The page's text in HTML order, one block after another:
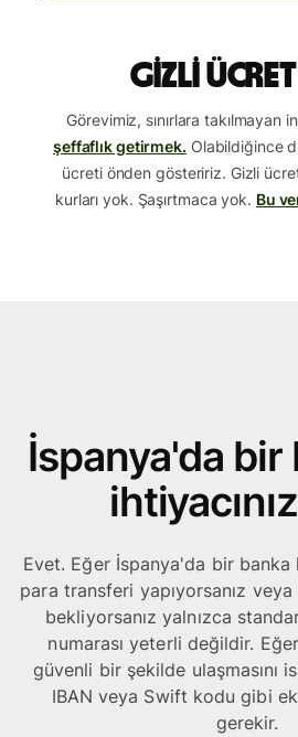
Gizli
Görevimiz, sınırlara takılmayan
şeffaflık getirmek. Olabildiğince
ücreti önden gösteririz. Gizli
kurları yok. Şaşırtmaca yok. Bu
İspanya'da bir
Evet. Eğer İspanya'da bir banka
para transferi yapıyorsanız
bekliyorsanız yalnızca
numarası yeterli değildir. Eğer
güvenli bir şekilde ulaşmasını
IBAN veya Swift kodu gibi
gerekir.